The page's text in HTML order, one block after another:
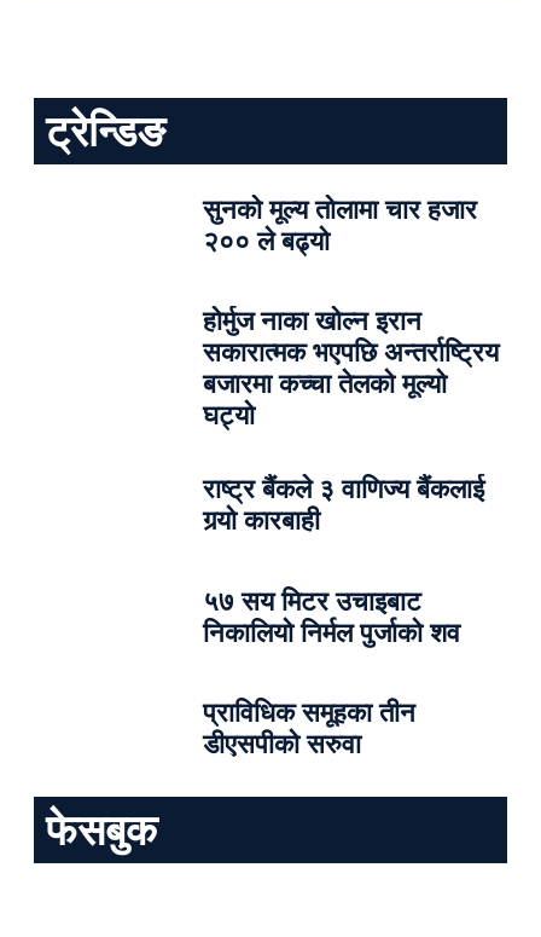
ट्रेन्डिङ
सुनको मूल्य तोलामा चार हजार
२०० ले बढ्यो
होर्मुज नाका खोल्न इरान
सकारात्मक भएपछि अन्तर्राष्ट्रिय
बजारमा कच्चा तेलको मूल्यो
घट्यो
राष्ट्र बैंकले ३ वाणिज्य बैंकलाई
गर्‍यो कारबाही
५७ सय मिटर उचाइबाट
निकालियो निर्मल पुर्जाको शव
प्राविधिक समूहका तीन
डीएसपीको सरुवा
फेसबुक